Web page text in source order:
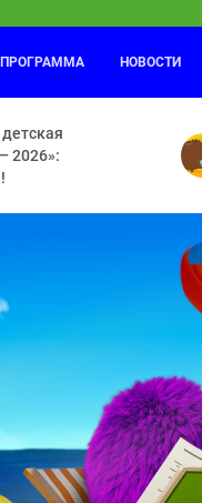
в сапогах — Грязное
НОВОСТИ
2026»: